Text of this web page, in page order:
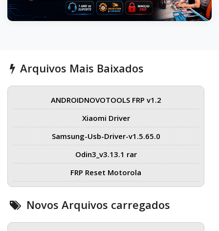
Arquivos Mais Baixados
ANDROIDNOVOTOOLS FRP v1.2
Xiaomi Driver
Samsung-Usb-Driver-v1.5.65.0
Odin3_v3.13.1 rar
FRP Reset Motorola
Novos Arquivos carregados